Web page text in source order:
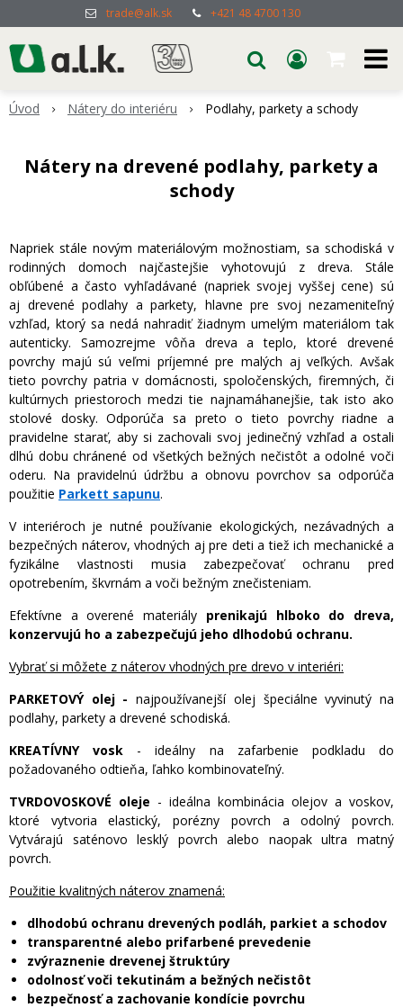
trade@alk.sk +421 48 4700 130
Úvod Nátery do interiéru Podlahy, parkety a schody
Nátery na drevené podlahy, parkety a
schody
Napriek stále novým materiálovým možnostiam, sa schodiská v
rodinných domoch najčastejšie vyhotovujú z dreva. Stále
obľúbené a často vyhľadávané (napriek svojej vyššej cene) sú
aj drevené podlahy a parkety, hlavne pre svoj nezameniteľný
vzhľad, ktorý sa nedá nahradiť žiadnym umelým materiálom tak
autenticky. Samozrejme vôňa dreva a teplo, ktoré drevené
povrchy majú sú veľmi príjemné pre malých aj veľkých. Avšak
tieto povrchy patria v domácnosti, spoločenských, firemných, či
kultúrnych priestoroch medzi tie najnamáhanejšie, tak isto ako
stolové dosky. Odporúča sa preto o tieto povrchy riadne a
pravidelne starať, aby si zachovali svoj jedinečný vzhľad a ostali
dlhú dobu chránené od všetkých bežných nečistôt a odolné voči
oderu. Na pravidelnú údržbu a obnovu povrchov sa odporúča
použitie Parkett sapunu.
V interiéroch je nutné používanie ekologických, nezávadných a
bezpečných náterov, vhodných aj pre deti a tiež ich mechanické a
fyzikálne vlastnosti musia zabezpečovať ochranu pred
opotrebením, škvrnám a voči bežným znečisteniam.
Efektívne a overené materiály prenikajú hlboko do dreva,
konzervujú ho a zabezpečujú jeho dlhodobú ochranu.
Vybrať si môžete z náterov vhodných pre drevo v interiéri:
PARKETOVÝ olej -najpoužívanejší olej špeciálne vyvinutý na
podlahy, parkety a drevené schodiská.
KREATÍVNY vosk - ideálny na zafarbenie podkladu do
požadovaného odtieňa, ľahko kombinovateľný.
TVRDOVOSKOVÉ oleje - ideálna kombinácia olejov a voskov,
ktoré vytvoria elastický, porézny povrch a odolný povrch.
Vytvárajú saténovo lesklý povrch alebo naopak ultra matný
povrch.
Použitie kvalitných náterov znamená:
dlhodobú ochranu drevených podláh, parkiet a schodov
transparentné alebo prifarbené prevedenie
zvýraznenie drevenej štruktúry
odolnosť voči tekutinám a bežných nečistôt
bezpečnosť a zachovanie kondície povrchu